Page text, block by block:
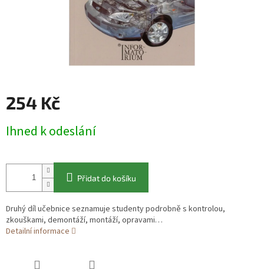
254 Kč
cena:
Ihned k odeslání
Přidat do košíku
Druhý díl učebnice seznamuje studenty podrobně s kontrolou,
zkouškami, demontáží, montáží, opravami…
Detailní informace